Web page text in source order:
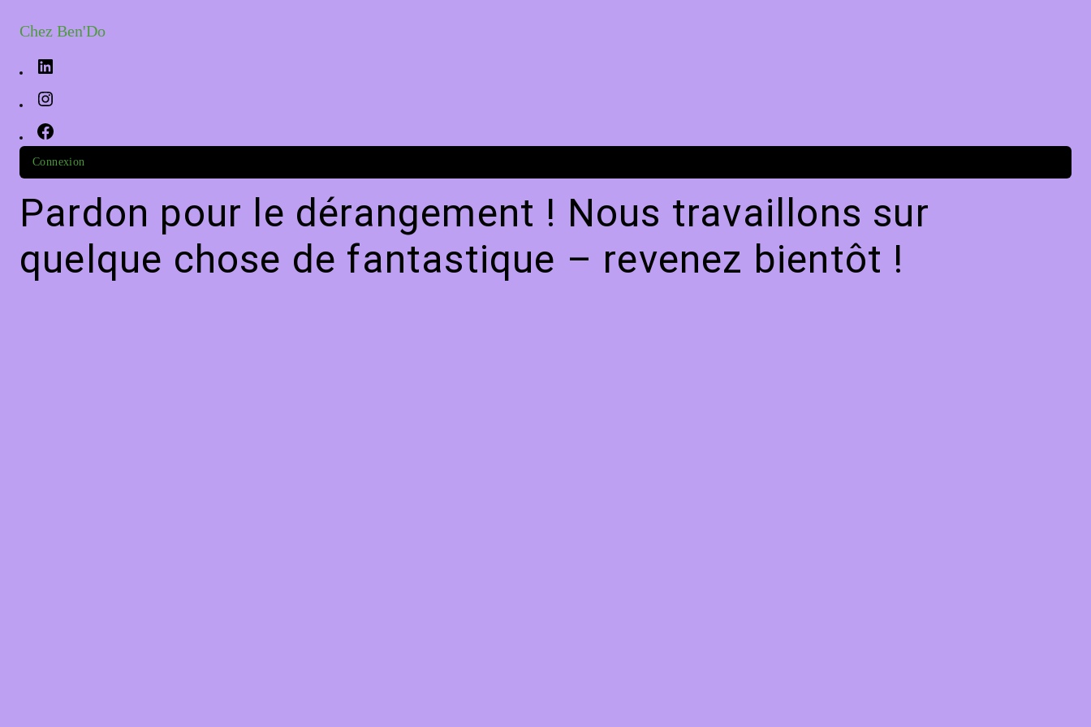
Chez Ben'Do
Connexion
Pardon pour le dérangement ! Nous travaillons sur
quelque chose de fantastique – revenez bientôt !